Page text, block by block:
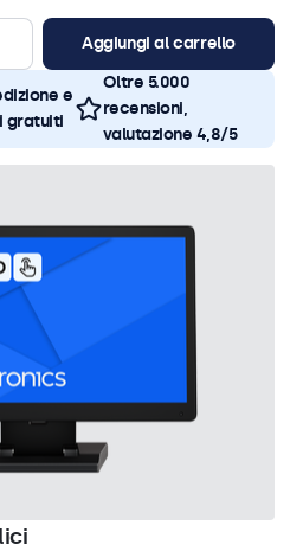
Aggiungi al carrello
e
gratuiti
Oltre 5.000
recensioni,
valutazione 4,8/5